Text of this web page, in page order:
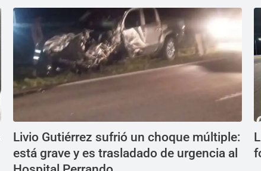
Livio Gutiérrez sufrió un choque múltiple:
está grave y es trasladado de urgencia al